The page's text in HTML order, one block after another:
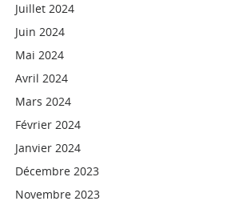
Juillet 2024
Juin 2024
Mai 2024
Avril 2024
Mars 2024
Février 2024
Janvier 2024
Décembre 2023
Novembre 2023